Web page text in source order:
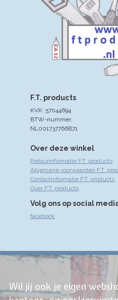
Over deze winkel
Retourinformatie F.T. products
Algemene voorwaarden F.T.
Contactinformatie F.T. products
Over F.T. products
Volg ons op social
facebook
F.T. products
KVK: 57044694
BTW-nummer:
NL001737766B71
Wil jij ook je eigen